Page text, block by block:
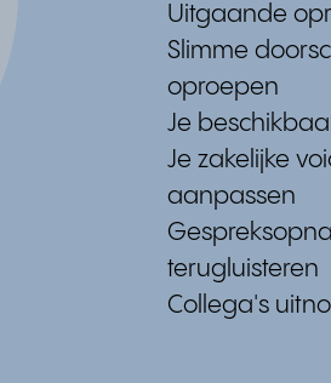
Uitgaande
Slimme
oproepen
Je
Je zakelijke
aanpassen
terugluisteren
Collega's